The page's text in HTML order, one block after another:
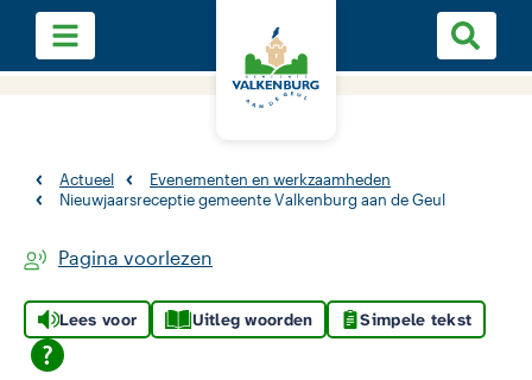
Actueel
Evenementen en werkzaamheden
Nieuwjaarsreceptie gemeente Valkenburg aan de Geul
Pagina voorlezen
Lees voor Uitleg woorden Simpele tekst